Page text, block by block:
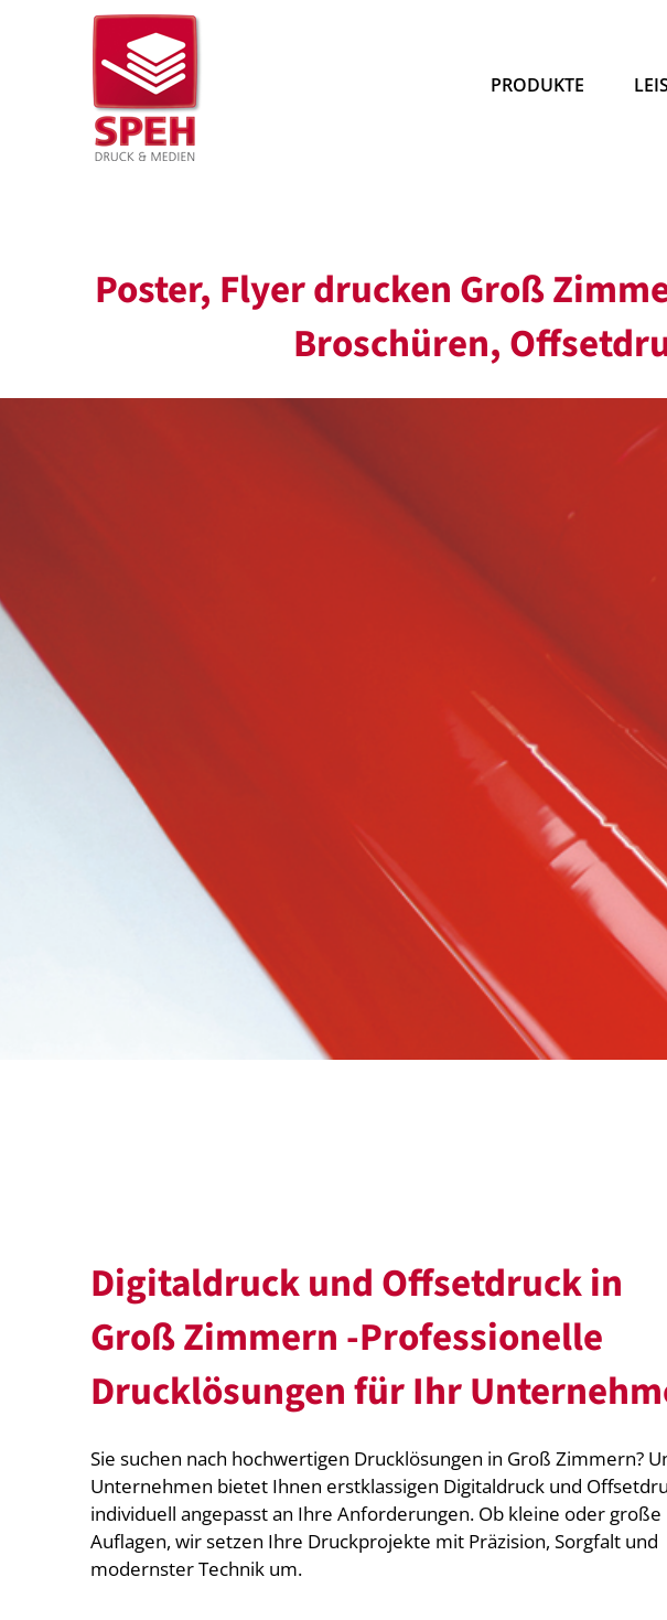
PRODUKTE
Poster, Flyer drucken Groß
Broschüren,
Digitaldruck und Offsetdruck in
Groß Zimmern -Professionelle
Drucklösungen für Ihr
Sie suchen nach hochwertigen Drucklösungen in Groß Zimmern?
Unternehmen bietet Ihnen erstklassigen Digitaldruck und
individuell angepasst an Ihre Anforderungen. Ob kleine oder große
Auflagen, wir setzen Ihre Druckprojekte mit Präzision, Sorgfalt und
modernster Technik um.